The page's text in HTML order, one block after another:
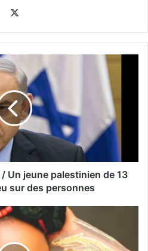
Un jeune palestinien de 13
sur des personnes